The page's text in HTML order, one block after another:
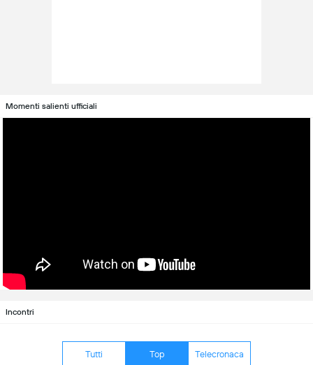
Momenti salienti ufficiali
Incontri
Tutti Top Telecronaca